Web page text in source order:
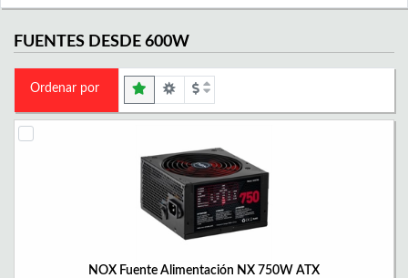
FUENTES DESDE 600W
Ordenar por
NOX Fuente Alimentación NX 750W ATX